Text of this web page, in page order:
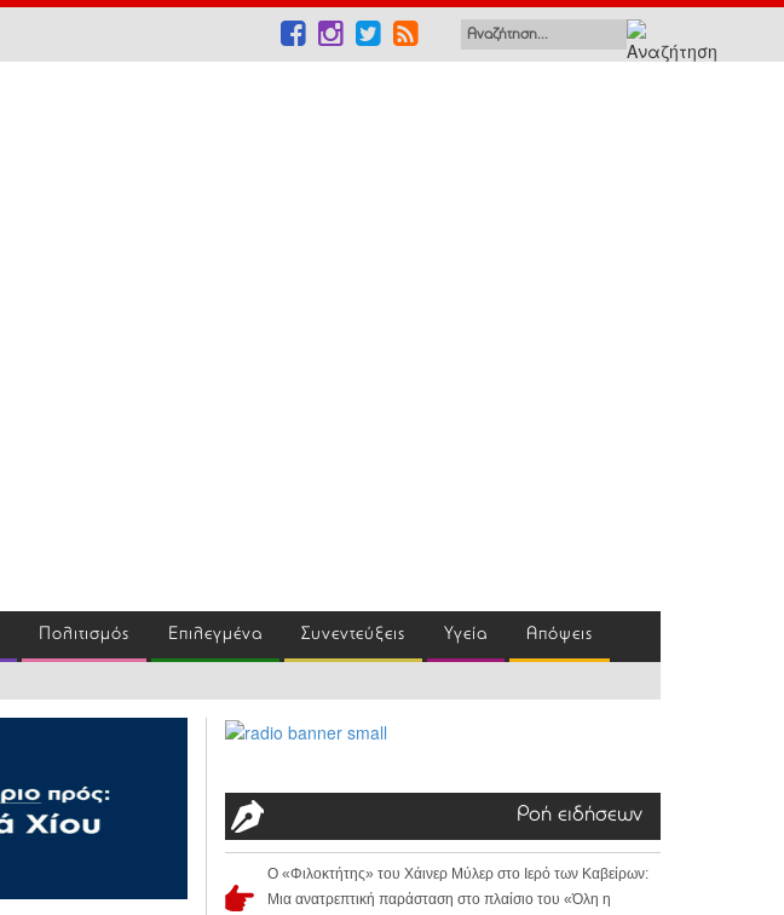
Πολιτισμός Επιλεγμένα Συνεντεύξεις Υγεία Απόψεις
Ροή ειδήσεων
Ο «Φιλοκτήτης» του Χάινερ Μύλερ στο Ιερό των Καβείρων:
Μια ανατρεπτική παράσταση στο πλαίσιο του «Όλη η